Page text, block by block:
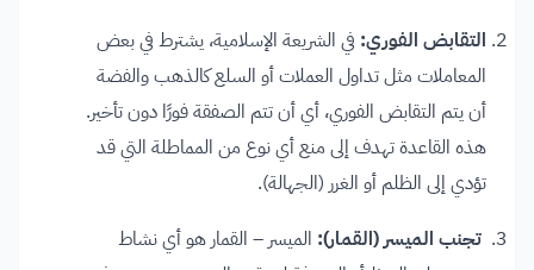
التقابض الفوري: في الشريعة الإسلامية، يشترط في بعض
المعاملات مثل تداول العملات أو السلع كالذهب والفضة
أن يتم التقابض الفوري، أي أن تتم الصفقة فورًا دون تأخير.
هذه القاعدة تهدف إلى منع أي نوع من المماطلة التي قد
تؤدي إلى الظلم أو الغرر (الجهالة).
تجنب الميسر (القمار): الميسر – القمار هو أي نشاط